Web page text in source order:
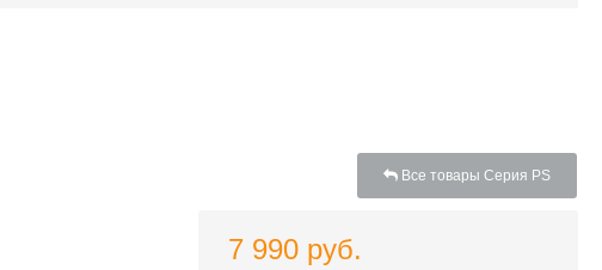
Все товары Серия PS
7 990 руб.